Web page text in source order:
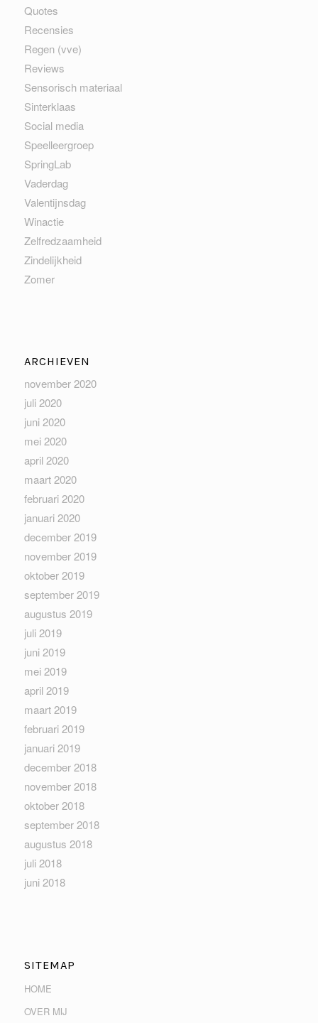
Quotes
Recensies
Regen (vve)
Reviews
Sensorisch materiaal
Sinterklaas
Social media
Speelleergroep
SpringLab
Vaderdag
Valentijnsdag
Winactie
Zelfredzaamheid
Zindelijkheid
Zomer
ARCHIEVEN
november 2020
juli 2020
juni 2020
mei 2020
april 2020
maart 2020
februari 2020
januari 2020
december 2019
november 2019
oktober 2019
september 2019
augustus 2019
juli 2019
juni 2019
mei 2019
april 2019
maart 2019
februari 2019
januari 2019
december 2018
november 2018
oktober 2018
september 2018
augustus 2018
juli 2018
juni 2018
SITEMAP
HOME
OVER MIJ